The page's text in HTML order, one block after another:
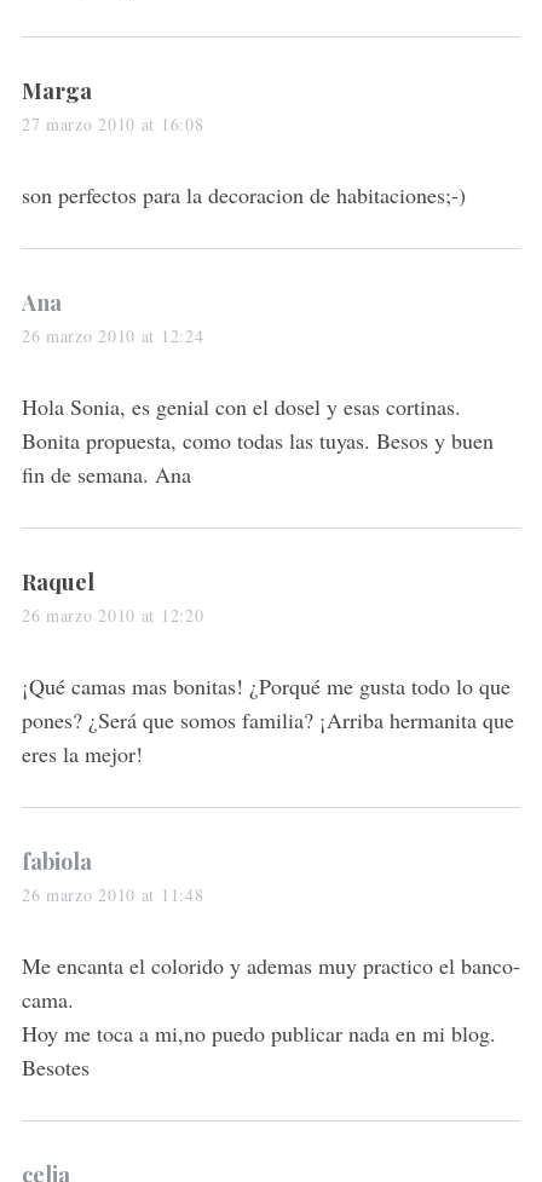
s
a
s
Marga
27 marzo 2010 at 16:08
son perfectos para la decoracion de habitaciones;-)
s
a
s
:
Ana
26 marzo 2010 at 12:24
Hola Sonia, es genial con el dosel y esas cortinas.
Bonita propuesta, como todas las tuyas. Besos y buen
fin de semana. Ana
s
a
s
:
Raquel
26 marzo 2010 at 12:20
¡Qué camas mas bonitas! ¿Porqué me gusta todo lo que
pones? ¿Será que somos familia? ¡Arriba hermanita que
eres la mejor!
s
a
s
:
fabiola
26 marzo 2010 at 11:48
Me encanta el colorido y ademas muy practico el banco-
cama.
Hoy me toca a mi,no puedo publicar nada en mi blog.
Besotes
s
celia
c
f
o